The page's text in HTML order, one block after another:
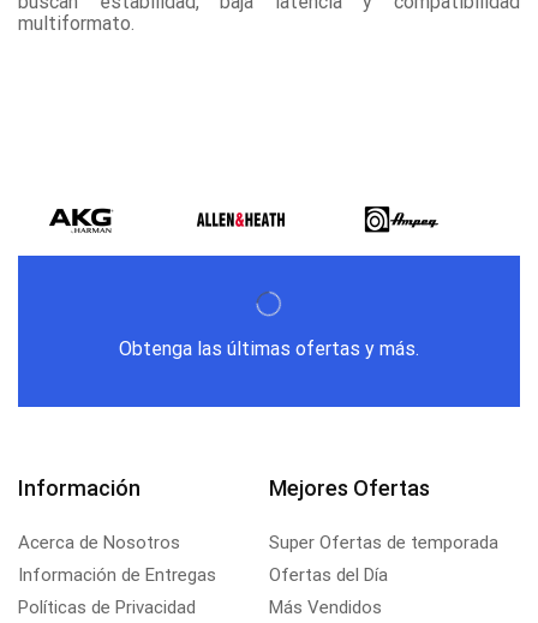
multiformato.
Obtenga las últimas ofertas y más.
Información
Acerca de Nosotros
Información de Entregas
Políticas de Privacidad
Mejores Ofertas
Super Ofertas de temporada
Ofertas del Día
Más Vendidos